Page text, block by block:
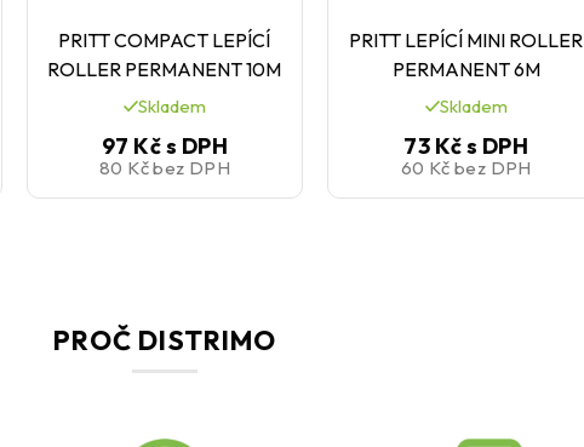
PRITT COMPACT LEPÍCÍ
ROLLER PERMANENT 10M
Skladem
97 Kčs DPH
80 Kčbez DPH
PRITT LEPÍCÍ MINI ROLLER
PERMANENT 6M
Skladem
73 Kčs DPH
60 Kčbez DPH
PROČ DISTRIMO